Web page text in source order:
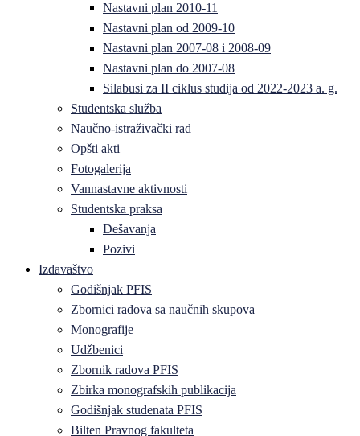
Nastavni plan 2010-11
Nastavni plan od 2009-10
Nastavni plan 2007-08 i 2008-09
Nastavni plan do 2007-08
Silabusi za II ciklus studija od 2022-2023 a. g.
Studentska služba
Naučno-istraživački rad
Opšti akti
Fotogalerija
Vannastavne aktivnosti
Studentska praksa
Dešavanja
Pozivi
Izdavaštvo
Godišnjak PFIS
Zbornici radova sa naučnih skupova
Monografije
Udžbenici
Zbornik radova PFIS
Zbirka monografskih publikacija
Godišnjak studenata PFIS
Bilten Pravnog fakulteta